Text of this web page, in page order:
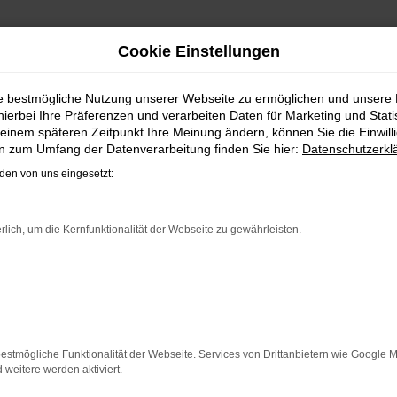
| LIEFERSERVICE NACH
IHRE VW ID.7
Kunden aus Frankfurt am Main und anderswo erhalten
das klingt wie ein Trick und ist in der Tat
werden stets nur enge Korridore für die
Frankfurt am Main oder anderswo zugelassen wurde.
unternehmen können.
NETWORK ERROR
Cookie Einstellungen
bestmögliche Nutzung unserer Webseite zu ermöglichen und unsere
Ihre Präferenzen und verarbeiten Daten für Marketing und
späteren Zeitpunkt Ihre Meinung ändern, können Sie die
zum Umfang der Datenverarbeitung finden Sie hier:
von uns eingesetzt:
um die Kernfunktionalität der Webseite zu gewährleisten.
Funktionalität der Webseite. Services von Drittanbietern wie Google
weitere werden aktiviert.